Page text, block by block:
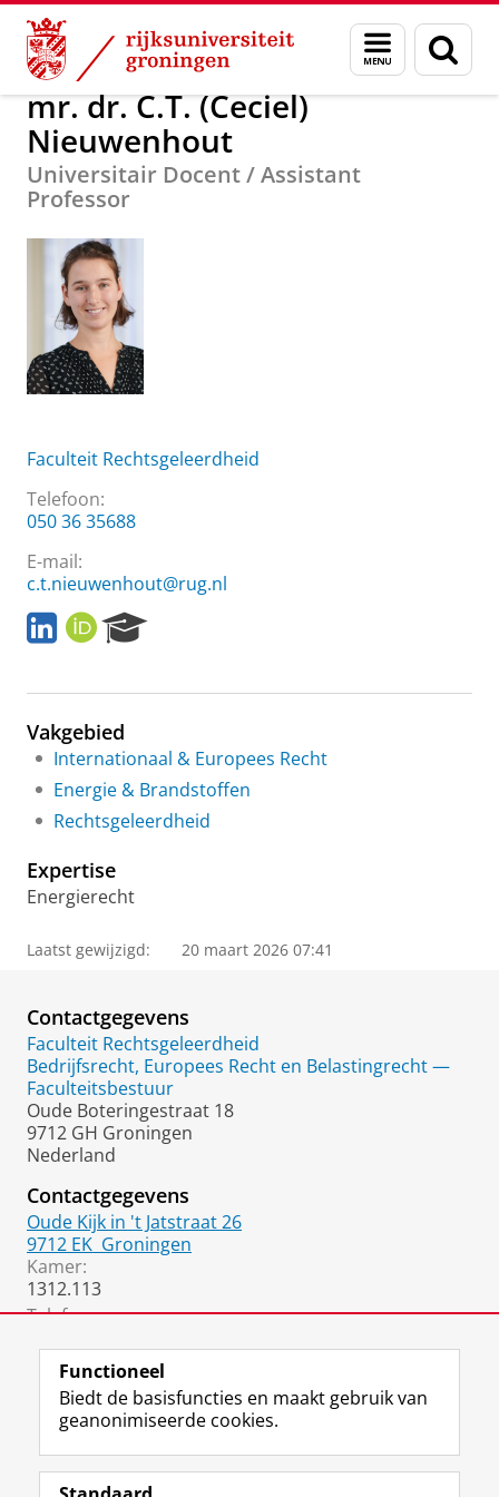
Skip
Content
Skip
Navigation
Menu
en
zoeken
Over ons mr. dr. C.T. (Ceciel) Nieuwenhout
mr. dr. C.T. (Ceciel)
Nieuwenhout
Universitair Docent / Assistant
Professor
Faculteit Rechtsgeleerdheid
Telefoon:
050 36 35688
E-mail:
c.t.nieuwenhout@rug.nl
L
i
k
d
I
n
O
R
I
e
c
h
P
o
Vakgebied
Internationaal & Europees Recht
Energie & Brandstoffen
Rechtsgeleerdheid
Expertise
Energierecht
Laatst gewijzigd: 20 maart 2026 07:41
Contactgegevens
Faculteit Rechtsgeleerdheid
Bedrijfsrecht, Europees Recht en Belastingrecht —
Faculteitsbestuur
Oude Boteringestraat 18
9712 GH Groningen
Nederland
Contactgegevens
Oude Kijk in 't Jatstraat 26
9712 EK Groningen
Kamer:
1312.113
Telefoon:
Volg de RUG
F
a
L
i
R
S
I
n
Y
o
Functioneel
Biedt de basisfuncties en maakt gebruik van
geanonimiseerde cookies.